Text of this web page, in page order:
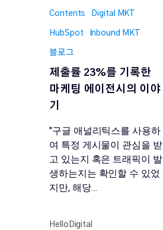
Contents Digital MKT
HubSpot Inbound MKT
블로그
제출률 23%를 기록한
마케팅 에이전시의 이야
기
"구글 애널리틱스를 사용하
여 특정 게시물이 관심을 받
고 있는지 혹은 트래픽이 발
생하는지는 확인할 수 있었
지만, 해당…
HelloDigital